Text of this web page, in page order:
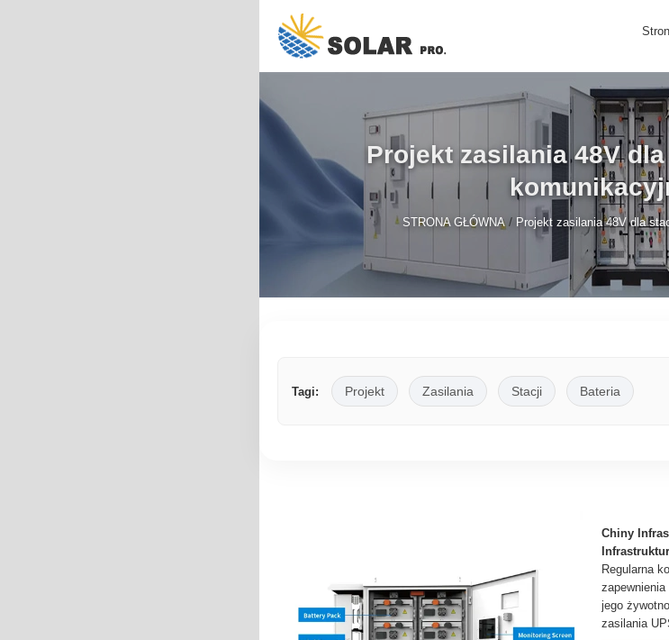
Projekt zasilania 48V
STRONA GŁÓWNA/ Projekt zasilania 48V dla
Tagi: Projekt Zasilania Stacji Bateria
Chiny
Regularna
jego
zasilania